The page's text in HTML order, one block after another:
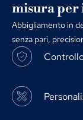
misura per
Abbigliamento in
senza pari,